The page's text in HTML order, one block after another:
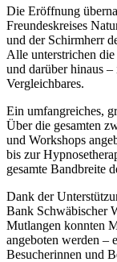
Die Eröffnung
Freundeskreises
und der Schirmherr
Alle unterstrichen
und darüber hinaus
Vergleichbares.
Ein umfangreiches,
Über die gesamten
und Workshops
bis zur
gesamte Bandbreite
Dank der
Bank Schwäbischer
Mutlangen konnten
angeboten werden –
Besucherinnen und